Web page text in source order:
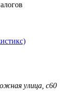
улица, с60